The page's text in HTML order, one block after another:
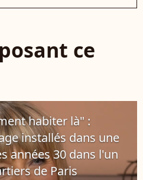
ce
habiter là" :
installés dans une
années 30 dans l'un
de Paris